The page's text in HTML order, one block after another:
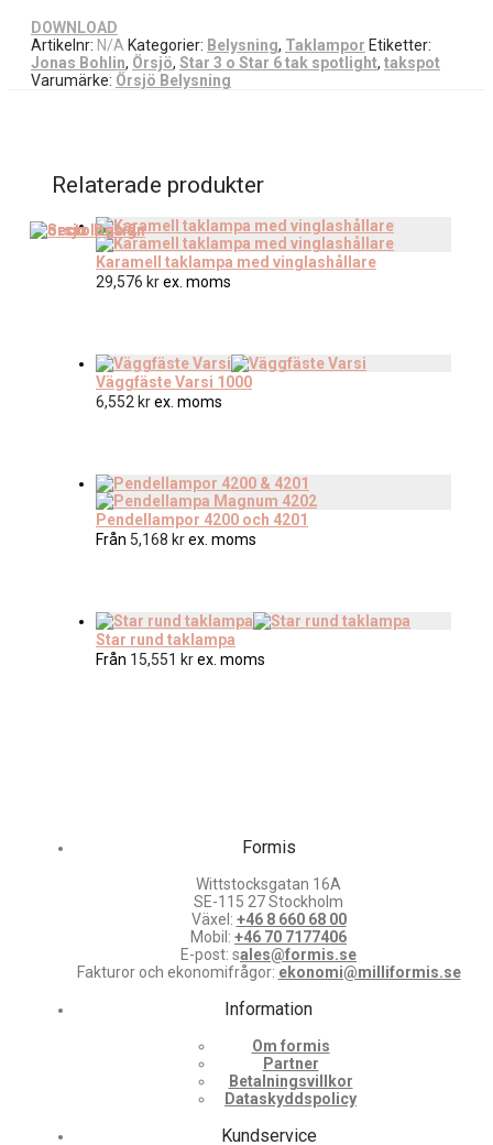
DOWNLOAD
Artikelnr: N/A Kategorier: Belysning, Taklampor Etiketter:
Jonas Bohlin, Örsjö, Star 3 o Star 6 tak spotlight, takspot
Varumärke: Örsjö Belysning
Relaterade produkter
Karamell taklampa med vinglashållare
29,576 krex. moms
Väggfäste Varsi 1000
6,552 krex. moms
Pendellampor 4200 och 4201
Från 5,168 krex. moms
Star rund taklampa
Från 15,551 krex. moms
Formis
Wittstocksgatan 16A
SE-115 27 Stockholm
Växel: +46 8 660 68 00
Mobil: +46 70 7177406
E-post: sales@formis.se
Fakturor och ekonomifrågor: ekonomi@milliformis.se
Information
Om formis
Partner
Betalningsvillkor
Dataskyddspolicy
Kundservice